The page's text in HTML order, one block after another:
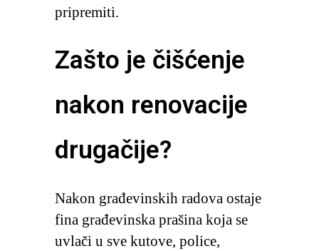
pripremiti.
Zašto je čišćenje
nakon renovacije
drugačije?
Nakon građevinskih radova ostaje
fina građevinska prašina koja se
uvlači u sve kutove, police,